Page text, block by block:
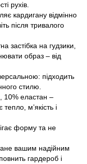
рухів.
кардигану відмінно
після тривалого
застібка на гудзики,
образ – від
підходить
стилю.
10% еластан –
м’якість і
форму та не
вашим надійним
гардероб і